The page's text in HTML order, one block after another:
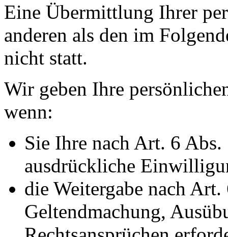
Eine Übermittlung Ihrer
anderen als den im
nicht statt.
Wir geben Ihre
wenn:
Sie Ihre nach Art. 6
ausdrückliche
die Weitergabe nach
Geltendmachung,